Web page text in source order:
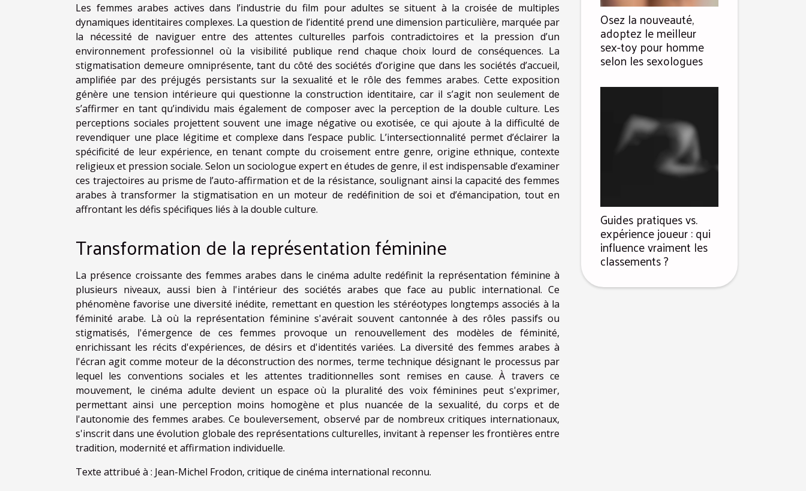
Les femmes arabes actives dans l’industrie du film pour adultes se situent à la croisée de multiples
dynamiques identitaires complexes. La question de l’identité prend une dimension particulière, marquée par
la nécessité de naviguer entre des attentes culturelles parfois contradictoires et la pression d’un
environnement professionnel où la visibilité publique rend chaque choix lourd de conséquences. La
stigmatisation demeure omniprésente, tant du côté des sociétés d’origine que dans les sociétés d’accueil,
amplifiée par des préjugés persistants sur la sexualité et le rôle des femmes arabes. Cette exposition
génère une tension intérieure qui questionne la construction identitaire, car il s’agit non seulement de
s’affirmer en tant qu’individu mais également de composer avec la perception de la double culture. Les
perceptions sociales projettent souvent une image négative ou exotisée, ce qui ajoute à la difficulté de
revendiquer une place légitime et complexe dans l’espace public. L’intersectionnalité permet d’éclairer la
spécificité de leur expérience, en tenant compte du croisement entre genre, origine ethnique, contexte
religieux et pression sociale. Selon un sociologue expert en études de genre, il est indispensable d’examiner
ces trajectoires au prisme de l’auto-affirmation et de la résistance, soulignant ainsi la capacité des femmes
arabes à transformer la stigmatisation en un moteur de redéfinition de soi et d’émancipation, tout en
affrontant les défis spécifiques liés à la double culture.
Transformation de la représentation féminine
La présence croissante des femmes arabes dans le cinéma adulte redéfinit la représentation féminine à
plusieurs niveaux, aussi bien à l'intérieur des sociétés arabes que face au public international. Ce
phénomène favorise une diversité inédite, remettant en question les stéréotypes longtemps associés à la
féminité arabe. Là où la représentation féminine s'avérait souvent cantonnée à des rôles passifs ou
stigmatisés, l'émergence de ces femmes provoque un renouvellement des modèles de féminité,
enrichissant les récits d'expériences, de désirs et d'identités variées. La diversité des femmes arabes à
l'écran agit comme moteur de la déconstruction des normes, terme technique désignant le processus par
lequel les conventions sociales et les attentes traditionnelles sont remises en cause. À travers ce
mouvement, le cinéma adulte devient un espace où la pluralité des voix féminines peut s'exprimer,
permettant ainsi une perception moins homogène et plus nuancée de la sexualité, du corps et de
l'autonomie des femmes arabes. Ce bouleversement, observé par de nombreux critiques internationaux,
s'inscrit dans une évolution globale des représentations culturelles, invitant à repenser les frontières entre
tradition, modernité et affirmation individuelle.
Texte attribué à : Jean-Michel Frodon, critique de cinéma international reconnu.
Osez la nouveauté,
adoptez le meilleur
sex-toy pour homme
selon les sexologues
Guides pratiques vs.
expérience joueur : qui
influence vraiment les
classements ?